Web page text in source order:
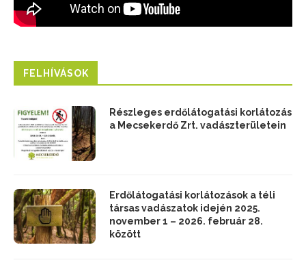
FELHÍVÁSOK
Részleges erdőlátogatási korlátozás
a Mecsekerdő Zrt. vadászterületein
Erdőlátogatási korlátozások a téli
társas vadászatok idején 2025.
november 1 – 2026. február 28.
között